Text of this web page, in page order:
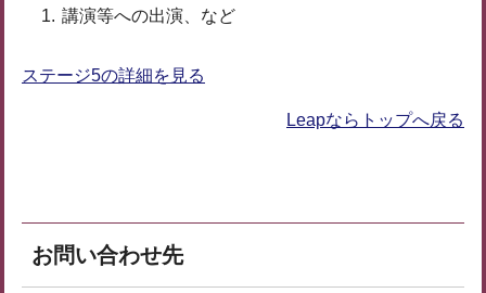
講演等への出演、など
ステージ5の詳細を見る
Leapならトップへ戻る
お問い合わせ先